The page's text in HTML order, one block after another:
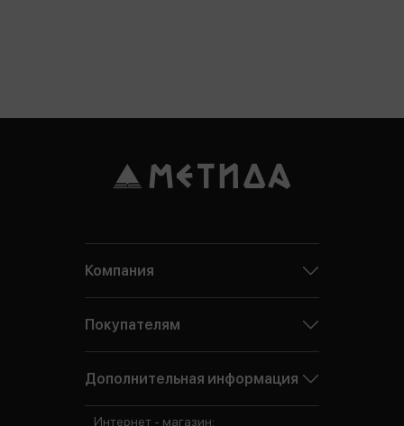
Компания
Покупателям
Дополнительная информация
Интернет - магазин: